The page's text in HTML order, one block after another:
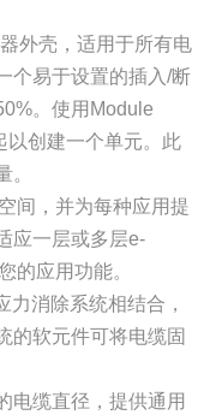
外壳，适用于所有电
个易于设置的插入/断
。使用Module
以创建一个单元。此
。
间，并为每种应用提
应一层或多层e-
的应用功能。
消除系统相结合，
的软元件可将电缆固
电缆直径，提供通用